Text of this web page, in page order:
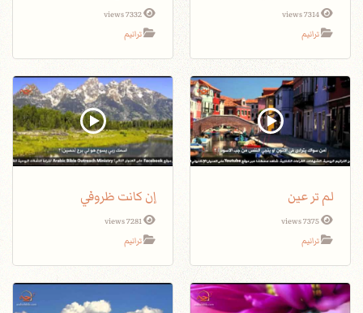
7314 views
ترانيم
7332 views
ترانيم
لم تر عين
7375 views
ترانيم
إن كانت ظروفي
7281 views
ترانيم